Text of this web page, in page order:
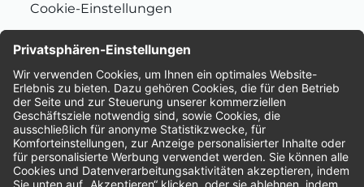
Cookie-Einstellungen
Bewertungen